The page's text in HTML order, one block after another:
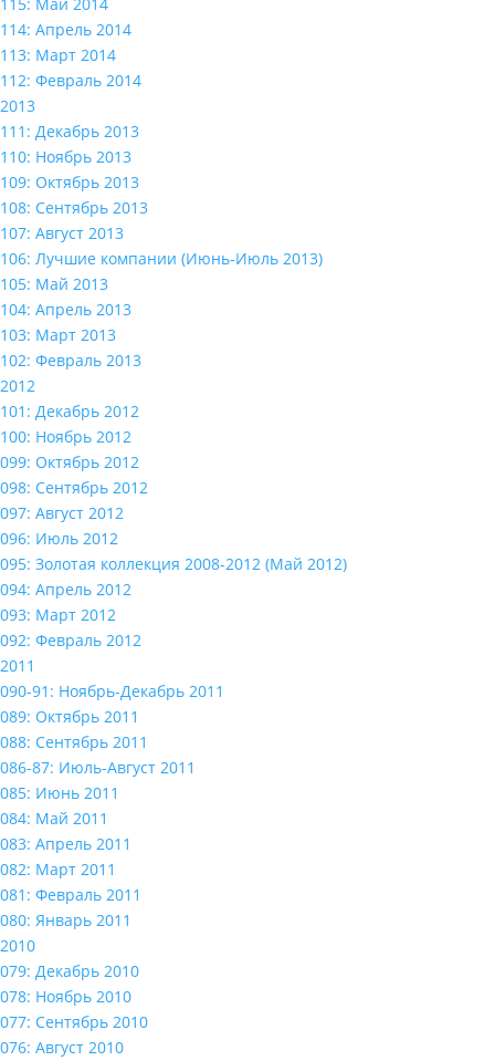
114: Апрель 2014
113: Март 2014
112: Февраль 2014
2013
111: Декабрь 2013
110: Ноябрь 2013
109: Октябрь 2013
108: Сентябрь 2013
107: Август 2013
106: Лучшие компании (Июнь-Июль 2013)
105: Май 2013
104: Апрель 2013
103: Март 2013
102: Февраль 2013
2012
101: Декабрь 2012
100: Ноябрь 2012
099: Октябрь 2012
098: Сентябрь 2012
097: Август 2012
096: Июль 2012
095: Золотая коллекция 2008-2012 (Май 2012)
094: Апрель 2012
093: Март 2012
092: Февраль 2012
2011
090-91: Ноябрь-Декабрь 2011
089: Октябрь 2011
088: Сентябрь 2011
086-87: Июль-Август 2011
085: Июнь 2011
084: Май 2011
083: Апрель 2011
082: Март 2011
081: Февраль 2011
080: Январь 2011
2010
079: Декабрь 2010
078: Ноябрь 2010
077: Сентябрь 2010
076: Август 2010